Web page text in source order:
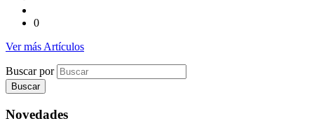
0
Ver más Artículos
Buscar por
Novedades